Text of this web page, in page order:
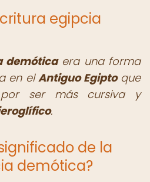
egipcia
demóticaera una forma
en elAntiguo Egiptoque
ser más cursiva y
.
de la
demótica?